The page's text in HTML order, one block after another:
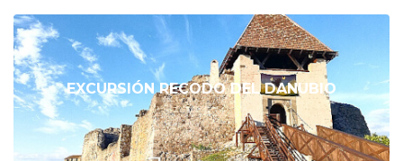
EXCURSIÓN RECODO DEL DANUBIO